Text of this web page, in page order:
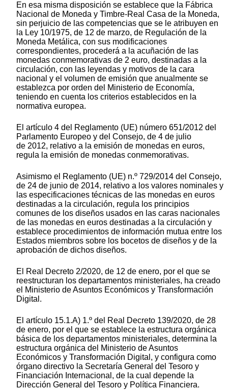
En esa misma disposición se establece que la Fábrica
Nacional de Moneda y Timbre-Real Casa de la Moneda,
sin perjuicio de las competencias que se le atribuyen en
la Ley 10/1975, de 12 de marzo, de Regulación de la
Moneda Metálica, con sus modificaciones
correspondientes, procederá a la acuñación de las
monedas conmemorativas de 2 euro, destinadas a la
circulación, con las leyendas y motivos de la cara
nacional y el volumen de emisión que anualmente se
establezca por orden del Ministerio de Economía,
teniendo en cuenta los criterios establecidos en la
normativa europea.
El artículo 4 del Reglamento (UE) número 651/2012 del
Parlamento Europeo y del Consejo, de 4 de julio
de 2012, relativo a la emisión de monedas en euros,
regula la emisión de monedas conmemorativas.
Asimismo el Reglamento (UE) n.º 729/2014 del Consejo,
de 24 de junio de 2014, relativo a los valores nominales y
las especificaciones técnicas de las monedas en euros
destinadas a la circulación, regula los principios
comunes de los diseños usados en las caras nacionales
de las monedas en euros destinadas a la circulación y
establece procedimientos de información mutua entre los
Estados miembros sobre los bocetos de diseños y de la
aprobación de dichos diseños.
El Real Decreto 2/2020, de 12 de enero, por el que se
reestructuran los departamentos ministeriales, ha creado
el Ministerio de Asuntos Económicos y Transformación
Digital.
El artículo 15.1.A) 1.º del Real Decreto 139/2020, de 28
de enero, por el que se establece la estructura orgánica
básica de los departamentos ministeriales, determina la
estructura orgánica del Ministerio de Asuntos
Económicos y Transformación Digital, y configura como
órgano directivo la Secretaría General del Tesoro y
Financiación Internacional, de la cual depende la
Dirección General del Tesoro y Política Financiera.